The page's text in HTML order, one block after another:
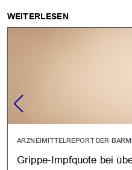
WEITERLESEN
ARZNEIMITTELREPORT DER
Grippe-Impfquote bei